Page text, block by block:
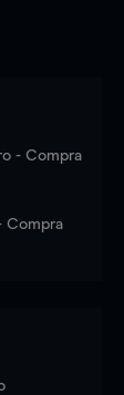
- Compra
Compra